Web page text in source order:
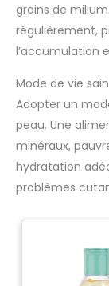
grains de
régulièrement,
l’accumulation
Mode de vie sain
Adopter un
peau. Une
minéraux,
hydratation
problèmes